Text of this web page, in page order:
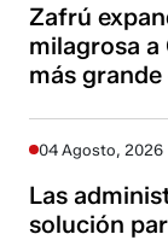
Zafrú
milagrosa
más
04 Agosto, 2026
Las
solución